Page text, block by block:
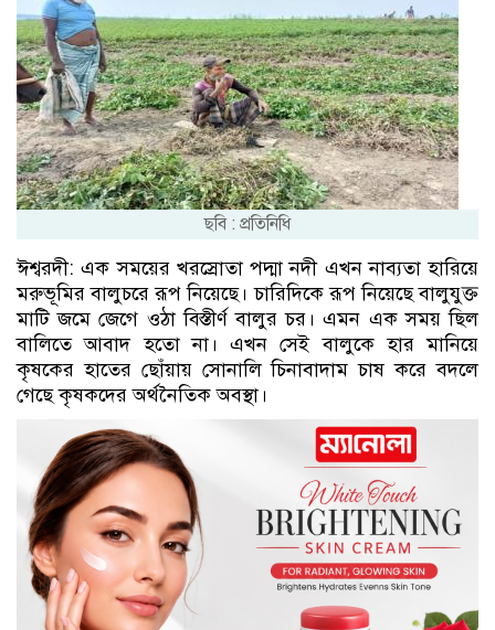
ছবি : প্রতিনিধি
ঈশ্বরদী: এক সময়ের খরস্রোতা পদ্মা নদী এখন নাব্যতা হারিয়ে
মরুভূমির বালুচরে রূপ নিয়েছে। চারিদিকে রূপ নিয়েছে বালুযুক্ত
মাটি জমে জেগে ওঠা বিস্তীর্ণ বালুর চর। এমন এক সময় ছিল
বালিতে আবাদ হতো না। এখন সেই বালুকে হার মানিয়ে
কৃষকের হাতের ছোঁয়ায় সোনালি চিনাবাদাম চাষ করে বদলে
গেছে কৃষকদের অর্থনৈতিক অবস্থা।